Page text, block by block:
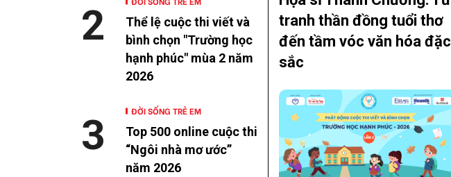
Thể lệ cuộc thi viết và
bình chọn "Trường học
hạnh phúc" mùa 2 năm
2026
2
ĐỜI SỐNG TRẺ EM
Top 500 online cuộc thi
“Ngôi nhà mơ ước”
năm 2026
3
tranh thần đồng tuổi thơ
đến tầm vóc văn hóa đặc
sắc